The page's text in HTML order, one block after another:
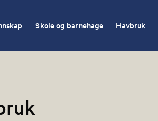
Skole og barnehage Havbruk